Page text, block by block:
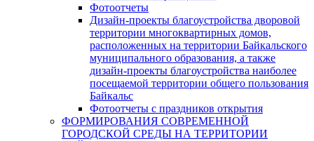
Фотоотчеты
Дизайн-проекты благоустройства дворовой
территории многоквартирных домов,
расположенных на территории Байкальского
муниципального образования, а также
дизайн-проекты благоустройства наиболее
посещаемой территории общего пользования
Байкальс
Фотоотчеты с праздников открытия
ФОРМИРОВАНИЯ СОВРЕМЕННОЙ
ГОРОДСКОЙ СРЕДЫ НА ТЕРРИТОРИИ